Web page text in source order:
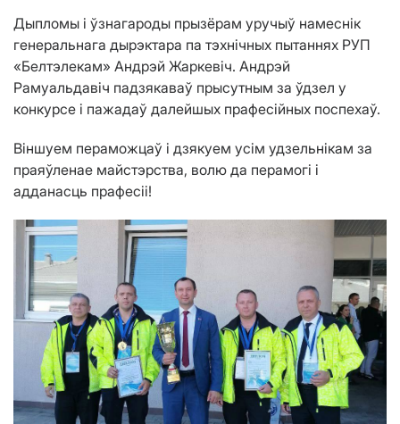
Дыпломы і ўзнагароды прызёрам уручыў намеснік
генеральнага дырэктара па тэхнічных пытаннях РУП
«Белтэлекам» Андрэй Жаркевіч. Андрэй
Рамуальдавіч падзякаваў прысутным за ўдзел у
конкурсе і пажадаў далейшых прафесійных поспехаў.
Віншуем пераможцаў і дзякуем усім удзельнікам за
праяўленае майстэрства, волю да перамогі і
адданасць прафесіі!